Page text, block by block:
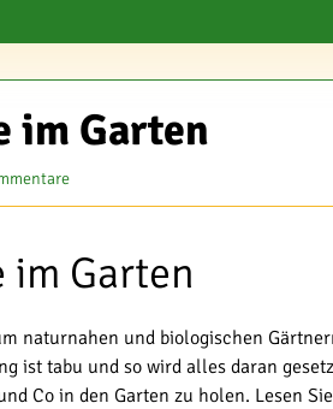
im Garten
Garten
naturnahen und biologischen
ist tabu und so wird alles daran
Co in den Garten zu holen. Lesen